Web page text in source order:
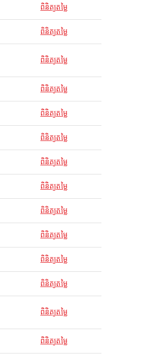
ពិនិត្យតម្លៃ
ពិនិត្យតម្លៃ
ពិនិត្យតម្លៃ
ពិនិត្យតម្លៃ
ពិនិត្យតម្លៃ
ពិនិត្យតម្លៃ
ពិនិត្យតម្លៃ
ពិនិត្យតម្លៃ
ពិនិត្យតម្លៃ
ពិនិត្យតម្លៃ
ពិនិត្យតម្លៃ
ពិនិត្យតម្លៃ
ពិនិត្យតម្លៃ
ពិនិត្យតម្លៃ